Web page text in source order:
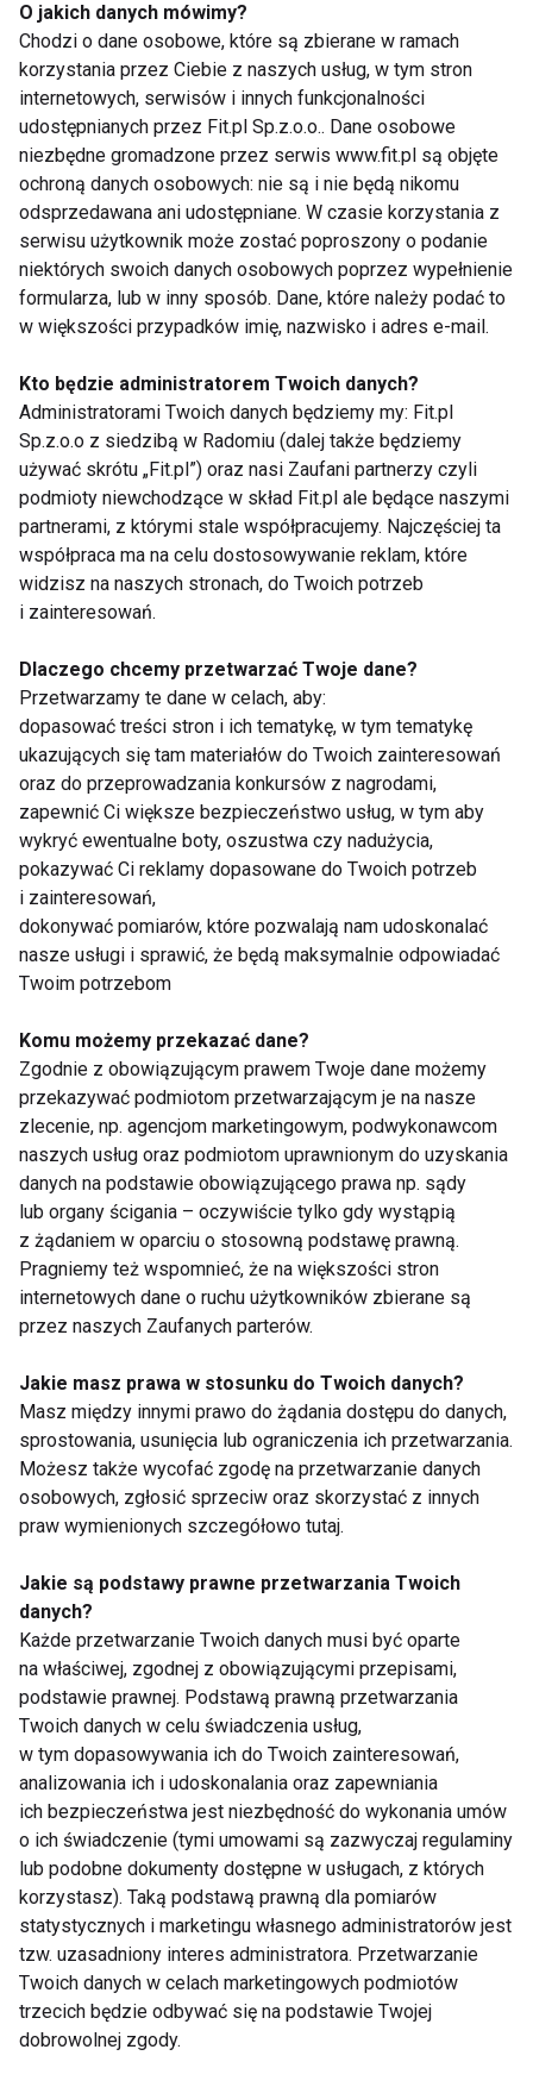
zapotrzebowanie. Do sklepu zawsze wybieraj się po
posiłku i z listą produktów, które chcesz nabyć.
Unikniesz zakupu zbędnych produktów, ale i
marnowania żywności. Kupując tylko to, czego
potrzebujesz szybko poradzisz sobie nawet z
dużymi zakupami. Dobra organizacja zakupów to
podstaw oszczędności czasu oraz pieniędzy.
Jak przygotować listę zakupów? Zobacz:
https://blix.pl/p/lista-zakupow/
7.Gdzie robić zakupy?
Aktualne promocje mogą wpłynąć na obniżenie
kosztów zakupów nawet o 30%. Okazje najczęściej
dotyczą: warzyw i owoców, mięsa, ale i produktów
wyprzedawanych. Wgazetkachznajdziesz
wszystkie promocje na produkty. Łatwo
zlokalizujesz, do którego sklepu masz najbliżej i
niezbędne.
Promocji możesz szukać w gazetkach, ale również
poprzez wpisanie poszczególnych produktów. Drugi
sposób będzie dobry, gdy musisz pilnie dokupić tylko
kilka składników, gdy np. testujesz nowy przepis:
https://blix.pl/szukaj/?szukaj=pieczarki
8.Jedz tylko 3 posiłki dziennie
Są różne opinie na temat tego: ile posiłków powinno
się spożywać, kiedy jeść pierwsze danie, a kiedy
ostatnie w ciągu dnia. Najczęściej wspomina się
jednak, że metodą na wyregulowanie swojego
układu pokarmowego będzie: spożywanie mniej
więcej trzech posiłków w równych odstępach czasu
i mniej więcej o tej samej godzinie – w trybie
codziennym.
Obfite śniadanie w postaci owsianki z owocami,
następnie obiad bogaty w białko oraz lekka, ale syta
kolacja minimum 3 godziny przed snem. Tyle
czego potrzebuje.
9.Co jeść, a czego unikać, by być zdrowym i
szczupłym?
Aby zachować piękną sylwetkę należy jeść:
warzywa, chude mięsa, orzechy, zdrowe tłuszcze
roślinne, ciemne pieczywo i makarony, ryż, kasze,
ryby, owoce morza.
Z prawidłowej diety wyklucz: masło, margarynę,
sosy, nadmiar owoców, słodycze, produkty
przetworzone, jasne pieczywo.
Zasady zdrowego stylu życia są łatwe do
przestrzegania w codziennym życiu. Wystarczy
wyeliminować kilka złych nawyków i kierować się
zdrowym rozsądkiem. Zdrowe jedzenie kosztuje
mniej, a taka oszczędność naprawdę się opłaca. W
zamian otrzymujemy bowiem długie życie, bez
nadwagi, problemów zdrowotnych oraz w dobrym
samopoczuciu.
O jakich danych mówimy?
Chodzi o dane osobowe, które są zbierane w ramach
korzystania przez Ciebie z naszych usług, w tym stron
internetowych, serwisów i innych funkcjonalności
udostępnianych przez Fit.pl Sp.z.o.o.. Dane osobowe
niezbędne gromadzone przez serwis www.fit.pl są objęte
ochroną danych osobowych: nie są i nie będą nikomu
odsprzedawana ani udostępniane. W czasie korzystania z
serwisu użytkownik może zostać poproszony o podanie
niektórych swoich danych osobowych poprzez wypełnienie
formularza, lub w inny sposób. Dane, które należy podać to
w większości przypadków imię, nazwisko i adres e-mail.
Kto będzie administratorem Twoich danych?
Administratorami Twoich danych będziemy my: Fit.pl
Sp.z.o.o z siedzibą w Radomiu (dalej także będziemy
używać skrótu „Fit.pl”) oraz nasi Zaufani partnerzy czyli
podmioty niewchodzące w skład Fit.pl ale będące naszymi
partnerami, z którymi stale współpracujemy. Najczęściej ta
współpraca ma na celu dostosowywanie reklam, które
widzisz na naszych stronach, do Twoich potrzeb
i zainteresowań.
Dlaczego chcemy przetwarzać Twoje dane?
Przetwarzamy te dane w celach, aby:
dopasować treści stron i ich tematykę, w tym tematykę
ukazujących się tam materiałów do Twoich zainteresowań
oraz do przeprowadzania konkursów z nagrodami,
zapewnić Ci większe bezpieczeństwo usług, w tym aby
wykryć ewentualne boty, oszustwa czy nadużycia,
pokazywać Ci reklamy dopasowane do Twoich potrzeb
i zainteresowań,
dokonywać pomiarów, które pozwalają nam udoskonalać
nasze usługi i sprawić, że będą maksymalnie odpowiadać
Twoim potrzebom
Komu możemy przekazać dane?
Zgodnie z obowiązującym prawem Twoje dane możemy
przekazywać podmiotom przetwarzającym je na nasze
zlecenie, np. agencjom marketingowym, podwykonawcom
naszych usług oraz podmiotom uprawnionym do uzyskania
danych na podstawie obowiązującego prawa np. sądy
lub organy ścigania – oczywiście tylko gdy wystąpią
z żądaniem w oparciu o stosowną podstawę prawną.
Pragniemy też wspomnieć, że na większości stron
internetowych dane o ruchu użytkowników zbierane są
przez naszych Zaufanych parterów.
Jakie masz prawa w stosunku do Twoich danych?
Masz między innymi prawo do żądania dostępu do danych,
sprostowania, usunięcia lub ograniczenia ich przetwarzania.
Możesz także wycofać zgodę na przetwarzanie danych
osobowych, zgłosić sprzeciw oraz skorzystać z innych
praw wymienionych szczegółowo tutaj.
Jakie są podstawy prawne przetwarzania Twoich
danych?
Każde przetwarzanie Twoich danych musi być oparte
na właściwej, zgodnej z obowiązującymi przepisami,
podstawie prawnej. Podstawą prawną przetwarzania
Twoich danych w celu świadczenia usług,
w tym dopasowywania ich do Twoich zainteresowań,
analizowania ich i udoskonalania oraz zapewniania
ich bezpieczeństwa jest niezbędność do wykonania umów
o ich świadczenie (tymi umowami są zazwyczaj regulaminy
lub podobne dokumenty dostępne w usługach, z których
korzystasz). Taką podstawą prawną dla pomiarów
statystycznych i marketingu własnego administratorów jest
tzw. uzasadniony interes administratora. Przetwarzanie
Twoich danych w celach marketingowych podmiotów
trzecich będzie odbywać się na podstawie Twojej
dobrowolnej zgody.